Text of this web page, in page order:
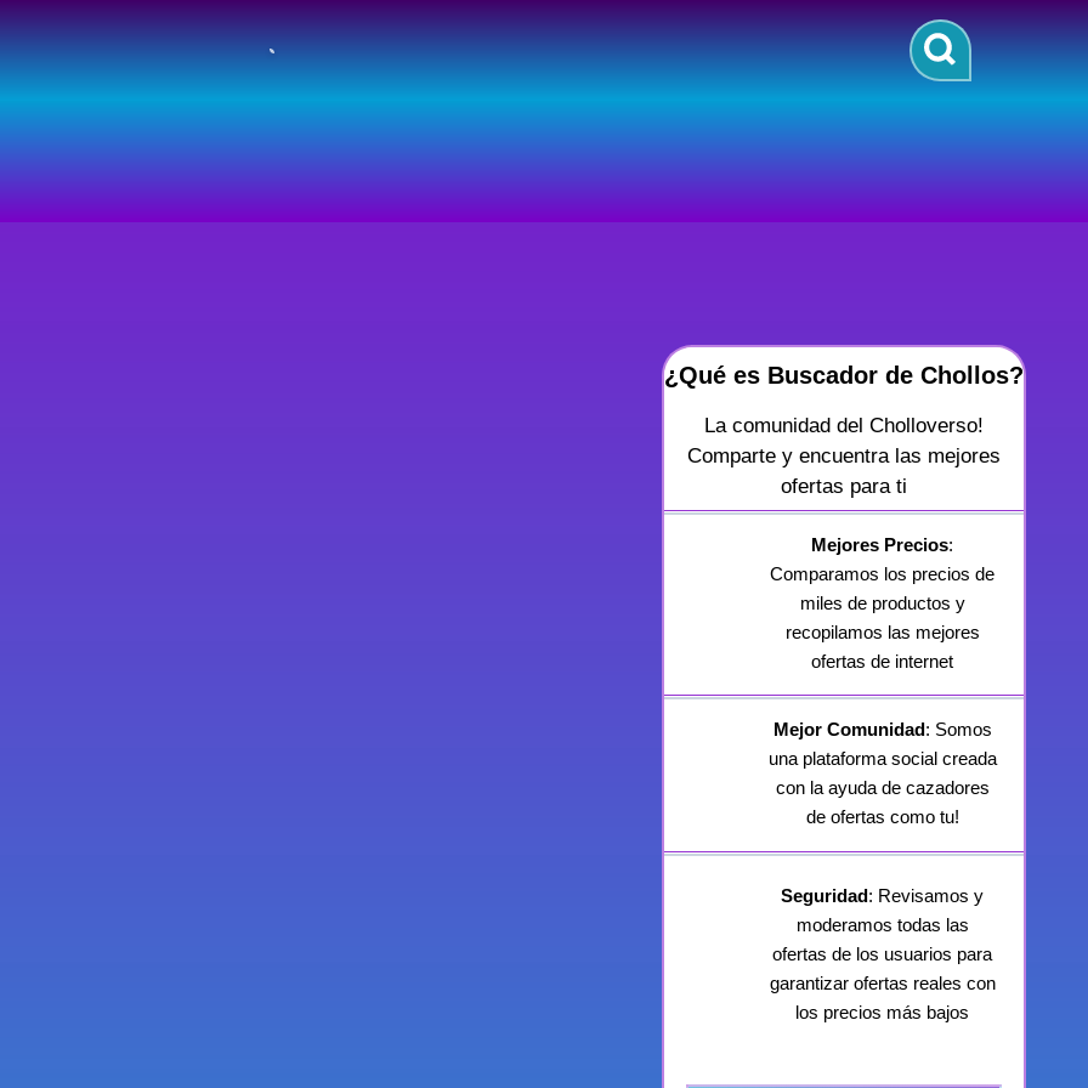
¿Qué es Buscador de Chollos?
La comunidad del Cholloverso!
Comparte y encuentra las mejores
ofertas para ti
Mejores Precios:
Comparamos los precios de
miles de productos y
recopilamos las mejores
ofertas de internet
Mejor Comunidad: Somos
una plataforma social creada
con la ayuda de cazadores
de ofertas como tu!
Seguridad: Revisamos y
moderamos todas las
ofertas de los usuarios para
garantizar ofertas reales con
los precios más bajos